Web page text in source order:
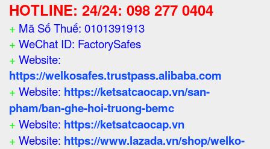
HOTLINE: 24/24: 098 277 0404
+ Mã Số Thuế: 0101391913
+ WeChat ID: FactorySafes
+ Website:
https://welkosafes.trustpass.alibaba.com
+ Website: https://ketsatcaocap.vn/san-
pham/ban-ghe-hoi-truong-bemc
+ Website: https://ketsatcaocap.vn
+ Website: https://www.lazada.vn/shop/welko-